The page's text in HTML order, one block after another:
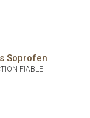
Soprofen
FIABLE